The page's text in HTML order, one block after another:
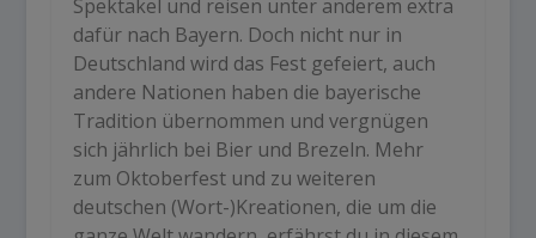
Spektakel und reisen unter anderem extra
dafür nach Bayern. Doch nicht nur in
Deutschland wird das Fest gefeiert, auch
andere Nationen haben die bayerische
Tradition übernommen und vergnügen
sich jährlich bei Bier und Brezeln. Mehr
zum Oktoberfest und zu weiteren
deutschen (Wort-)Kreationen, die um die